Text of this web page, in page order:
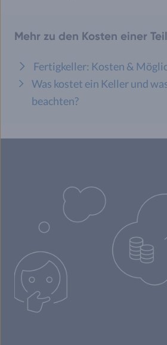
Mehr zu den Kosten einer
Fertigkeller: Kosten &
Was kostet ein Keller und
beachten?